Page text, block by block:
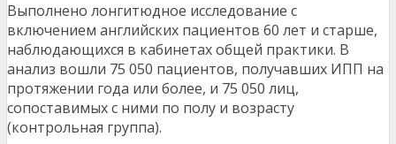
Выполнено лонгитюдное исследование с
включением английских пациентов 60 лет и старше,
наблюдающихся в кабинетах общей практики. В
анализ вошли 75 050 пациентов, получавших ИПП на
протяжении года или более, и 75 050 лиц,
сопоставимых с ними по полу и возрасту
(контрольная группа).